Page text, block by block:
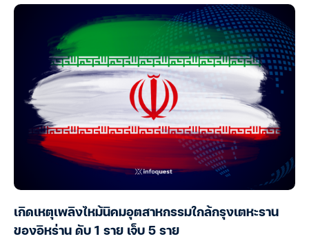
เกิดเหตุเพลิงไหม้นิคมอุตสาหกรรมใกล้กรุงเตหะราน
ของอิหร่าน ดับ 1 ราย เจ็บ 5 ราย